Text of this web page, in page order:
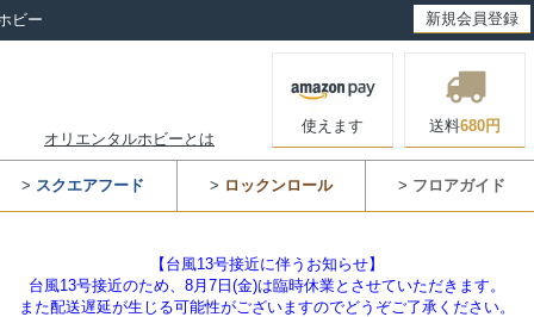
ビー 新規会員登録
オリエンタルホビーとは
使えます 送料680円
> スクエアフード > ロックンロール > フロアガイド
【台風13号接近に伴うお知らせ】
台風13号接近のため、8月7日(金)は臨時休業とさせていただきます。
また配送遅延が生じる可能性がございますのでどうぞご了承ください。